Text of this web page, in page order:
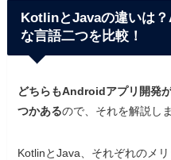
KotlinとJavaの違いは
な言語二つを比較！
どちらもAndroidアプリ開発
つかあるので、それを解説しま
KotlinとJava、それぞれのメ